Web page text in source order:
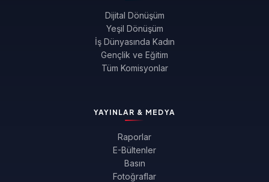
Dijital Dönüşüm
Yeşil Dönüşüm
İş Dünyasında Kadın
Gençlik ve Eğitim
Tüm Komisyonlar
YAYINLAR & MEDYA
Raporlar
E-Bültenler
Basın
Fotoğraflar